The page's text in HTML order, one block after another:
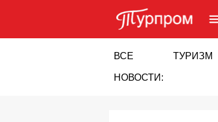
ВСЕ
НОВОСТИ:
ТУРИЗМ